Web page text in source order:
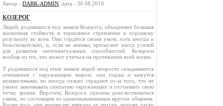
Автор - DARK-ADMIN , дата - 30.08.2010
КОЗЕРОГ
Людей, родившихся под знаком Козерога, объединяет большая
жизненная стойкость и терпеливое стремление к хорошему
результату во всем. Они гордятся своим умом, хоть иногда и
безосновательно, и, если не ленивы, прилагают массу усилий
для развития интеллектуальных способностей. Козероги
вообще из тех, кто может учиться на протяжении всей жизни.
У родившихся под этим знаком людей непросто складываются
отношения с окружающим миром: они горды и кажутся
независимыми, но иногда сильно страдают из-за того, что не
умеют завоевывать симпатию окружающих и отстаивать свою
точку зрения. Впрочем, Козероги склонны довольствоваться
узким, но состоящим из единомышленников кругом общения.
Кроме того, они ненавидят зависеть от других, потому часто